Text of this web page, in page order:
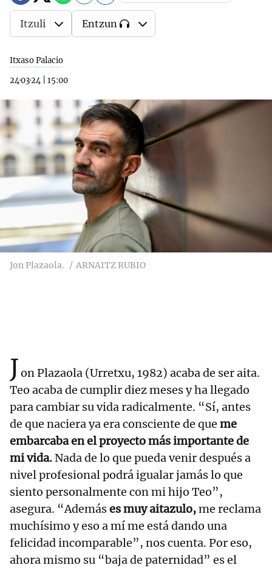
Itxaso Palacio
24·03·24
15:00
Itzuli Entzun
Jon Plazaola. ARNAITZ RUBIO
Jon Plazaola (Urretxu, 1982) acaba de ser aita.
Teo acaba de cumplir diez meses y ha llegado
para cambiar su vida radicalmente. “Sí, antes
de que naciera ya era consciente de que me
embarcaba en el proyecto más importante de
mi vida. Nada de lo que pueda venir después a
nivel profesional podrá igualar jamás lo que
siento personalmente con mi hijo Teo”,
asegura. “Ademáses muy aitazulo,me reclama
muchísimo y eso a mí me está dando una
felicidad incomparable”, nos cuenta. Por eso,
ahora mismo su “baja de paternidad” es el